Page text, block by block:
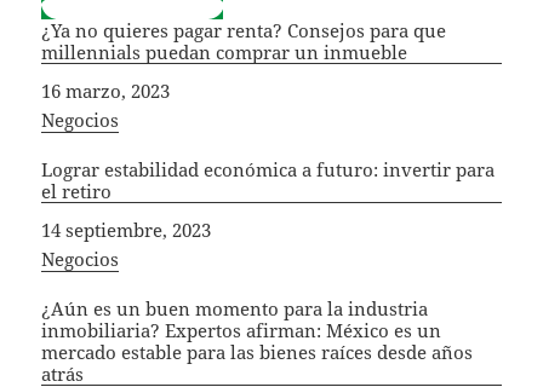
¿Ya no quieres pagar renta? Consejos para que
millennials puedan comprar un inmueble
Fecha
16 marzo, 2023
In relation to
Negocios
Lograr estabilidad económica a futuro: invertir para
el retiro
Fecha
14 septiembre, 2023
In relation to
Negocios
¿Aún es un buen momento para la industria
inmobiliaria? Expertos afirman: México es un
mercado estable para las bienes raíces desde años
atrás